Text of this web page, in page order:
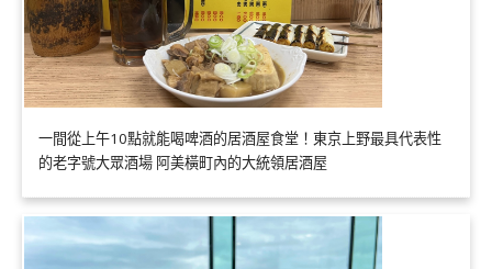
一間從上午10點就能喝啤酒的居酒屋食堂！東京上野最具代表性
的老字號大眾酒場 阿美橫町內的大統領居酒屋